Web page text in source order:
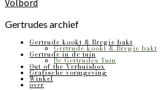
Volbord
Gertrudes archief
Gertrude kookt & Bregje bakt
Gertrude kookt & Bregje bakt
Gertrude in de tuin
De Gertrudes Tuin
Out of the Verhuisbox
Grafische vormgeving
Winkel
over